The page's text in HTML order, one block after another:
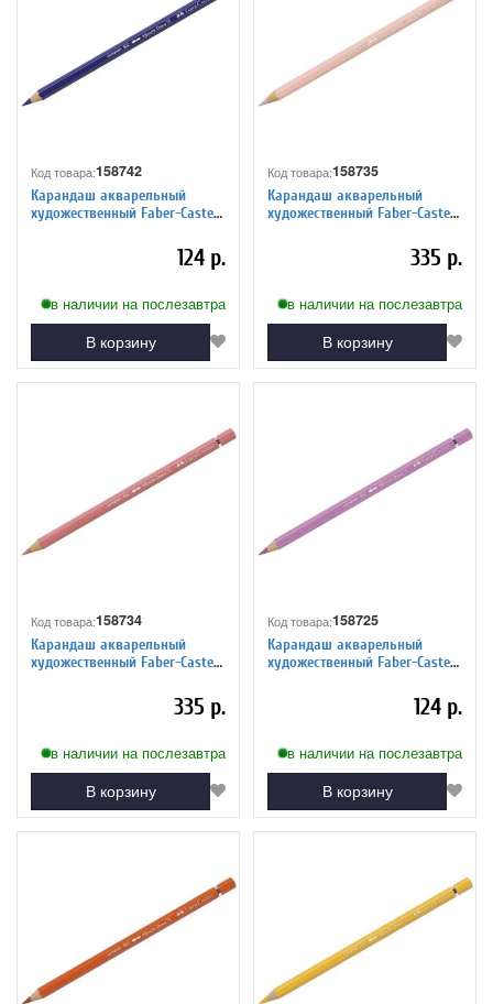
Код товара:158742
Карандаш акварельный
художественный Faber-Castell
124 р.
в наличии на послезавтра
В корзину
Код товара:158735
Карандаш акварельный
художественный Faber-Castell
335 р.
в наличии на послезавтра
В корзину
Код товара:158734
Карандаш акварельный
художественный Faber-Castell
335 р.
в наличии на послезавтра
В корзину
Код товара:158725
Карандаш акварельный
художественный Faber-Castell
124 р.
в наличии на послезавтра
В корзину